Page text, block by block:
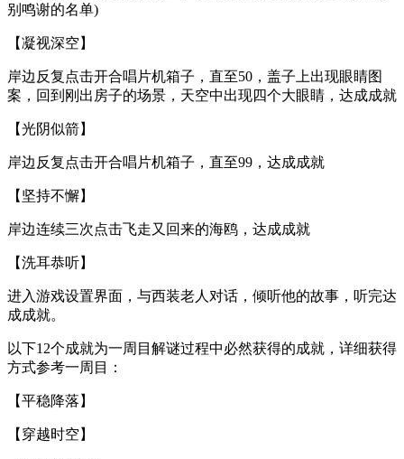
别鸣谢的名单)
【凝视深空】
岸边反复点击开合唱片机箱子，直至50，盖子上出现眼睛图
案，回到刚出房子的场景，天空中出现四个大眼睛，达成成就
【光阴似箭】
岸边反复点击开合唱片机箱子，直至99，达成成就
【坚持不懈】
岸边连续三次点击飞走又回来的海鸥，达成成就
【洗耳恭听】
进入游戏设置界面，与西装老人对话，倾听他的故事，听完达
成成就。
以下12个成就为一周目解谜过程中必然获得的成就，详细获得
方式参考一周目：
【平稳降落】
【穿越时空】